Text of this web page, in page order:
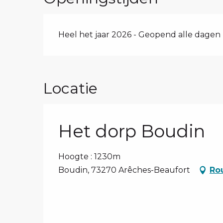
Heel het jaar 2026 - Geopend alle dagen
Locatie
Het dorp Boudin
Hoogte : 1230m
Boudin, 73270 Arêches-Beaufort